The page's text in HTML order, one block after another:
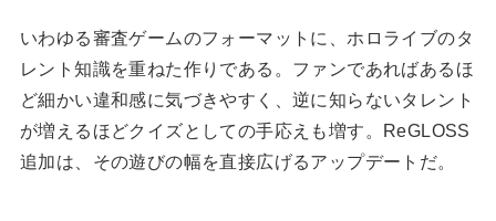
いわゆる審査ゲームのフォーマットに、ホロライブのタ
レント知識を重ねた作りである。ファンであればあるほ
ど細かい違和感に気づきやすく、逆に知らないタレント
が増えるほどクイズとしての手応えも増す。ReGLOSS
追加は、その遊びの幅を直接広げるアップデートだ。